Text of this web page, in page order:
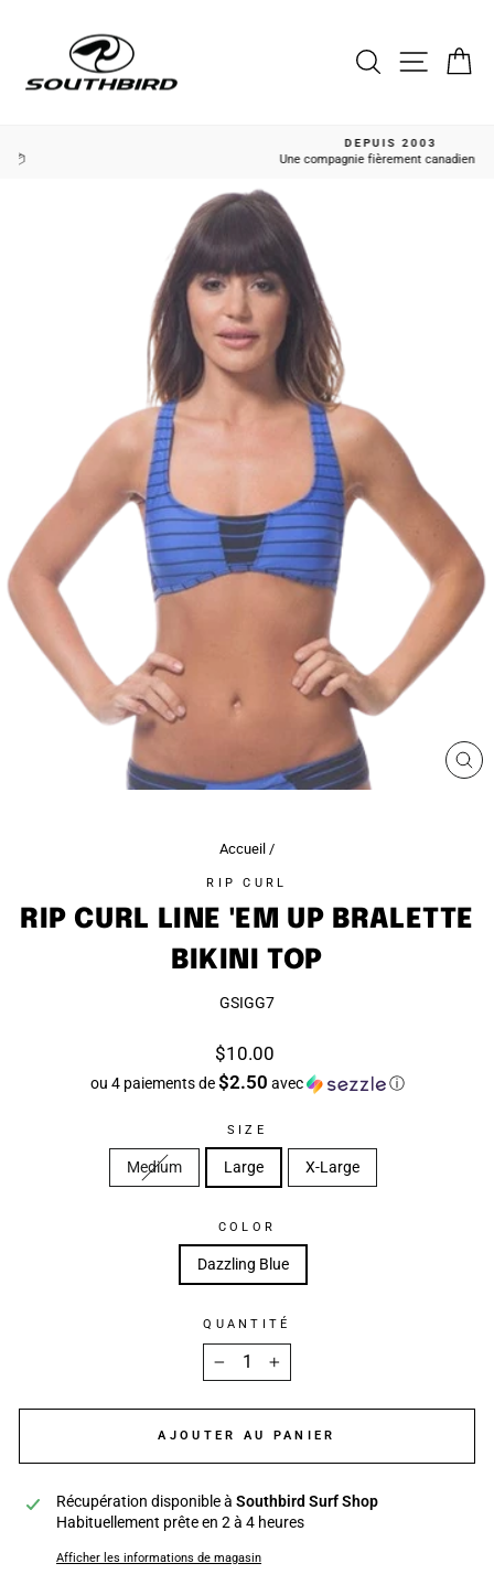
Rechercher
Diaporama
Pause
Une compagnie fièrement canadienne 🍁
Accueil /
RIP CURL
RIP CURL LINE 'EM UP BRALETTE
BIKINI TOP
GSIGG7
Prix
régulier
$10.00
ou 4 paiements de$2.50 avec ⓘ
SIZE
Medium Large X-Large
COLOR
Dazzling Blue
QUANTITÉ
+
AJOUTER AU PANIER
Récupération disponible àSouthbird Surf Shop
Habituellement prête en 2 à 4 heures
Afficher les informations de magasin